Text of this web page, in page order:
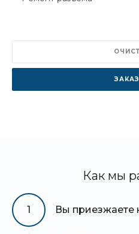
Как мы
1 Вы приезжаете